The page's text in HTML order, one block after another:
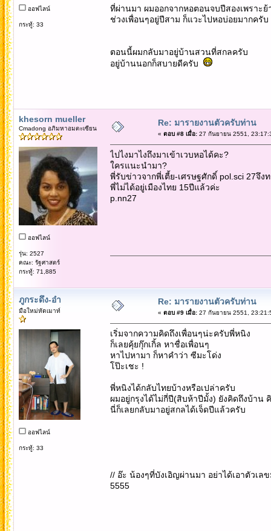
ออฟไลน์
กระทู้: 33
ที่ผ่านมา ผมออกจากหอตอนจบปีสองเพราะย้
ช่วงเพื่อนๆอยู่ปีสาม ก็แวะไปหอบ่อยมากครับ
ตอนนี้ผมกลับมาอยู่บ้านสวนที่สกลครับ
อยู่บ้านนอกก็สบายดีครับ
khesorn mueller
Cmadong อภิมหาอมตะเซียน
ออฟไลน์
รุ่น: 2527
คณะ: รัฐศาสตร์
กระทู้: 71,885
Re: มารายงานตัวครับท่าน
« ตอบ #8 เมื่อ:27 กันยายน 2551,
ไปไงมาไงถึงมาเข้าเวบหอได้คะ?
ใครแนะนำมา?
พี่รับข่าวจากพี่เตี้ย-เศรษฐศักดิ์ pol.sci 27จึงท
พี่ไม่ได้อยู่เมืองไทย 15ปีแล้วค่ะ
p.nn27
ภูกระดึง-อ๋า
มือใหม่หัดเมาท์
ออฟไลน์
กระทู้: 33
Re: มารายงานตัวครับท่าน
« ตอบ #9 เมื่อ:27 กันยายน 2551,
เริ่มจากความคิดถึงเพื่อนๆน่ะครับพี่หนิง
ก็เลยคุ้ยกุ๊กเกิ้ล หาชื่อเพื่อนๆ
หาไปหามา ก็หาคำว่า ซีมะโด่ง
โป๊ะเชะ !
พี่หนิงได้กลับไทยบ้างหรือเปล่าครับ
ผมอยู่กรุงได้ไม่กี่ปี(สิบห้าปีมั้ง) ยังคิดถึงบ้าน
นี่ก็เลยกลับมาอยู่สกลได้เจ็ดปีแล้วครับ
// อ๊ะ น้องๆที่บังเอิญผ่านมา อย่าได้เอาตัวเล
5555